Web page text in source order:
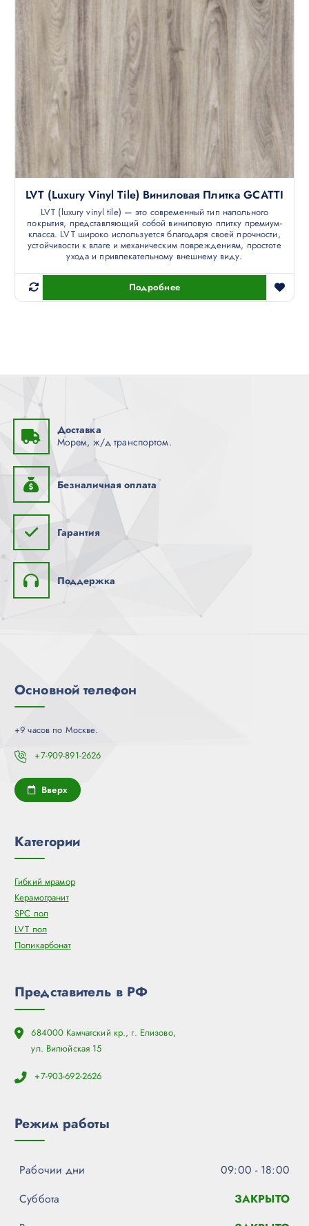
LVT (luxury Vinyl Tile) Виниловая Плитка GCATTI
LVT (luxury vinyl tile) — это современный тип напольного
покрытия, представляющий собой виниловую плитку премиум-
класса. LVT широко используется благодаря своей прочности,
устойчивости к влаге и механическим повреждениям, простоте
ухода и привлекательному внешнему виду.
Подробнее
Доставка
Морем, ж/д транспортом.
Безналичная оплата
Гарантия
Поддержка
Основной телефон
+9 часов по Москве.
+7-909-891-2626
Вверх
Категории
Гибкий мрамор
Керамогранит
SPC пол
LVT пол
Поликарбонат
Представитель в РФ
684000 Камчатский кр., г. Елизово,
ул. Вилюйская 15
+7-903-692-2626
Режим работы
Рабочии дни
09:00 - 18:00
Суббота
ЗАКРЫТО